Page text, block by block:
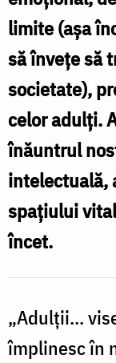
de
din
partea
părinților
/
Foto:
Oana
Nechifor
limite (aşa
să înveţe să
societate),
celor adulţi.
înăuntrul
intelectuală,
spaţiului
încet.
„Adulţii...
împlinesc în